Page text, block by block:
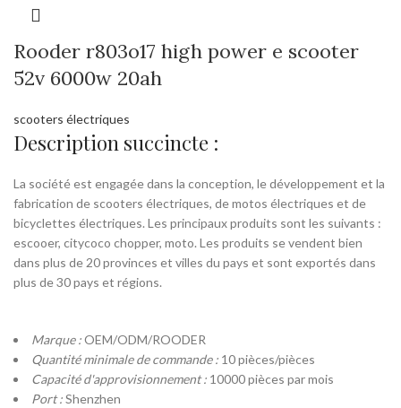
Rooder r803o17 high power e scooter
52v 6000w 20ah
scooters électriques
Description succincte :
La société est engagée dans la conception, le développement et la
fabrication de scooters électriques, de motos électriques et de
bicyclettes électriques. Les principaux produits sont les suivants :
escooer, citycoco chopper, moto. Les produits se vendent bien
dans plus de 20 provinces et villes du pays et sont exportés dans
plus de 30 pays et régions.
Marque :OEM/ODM/ROODER
Quantité minimale de commande : 10 pièces/pièces
Capacité d'approvisionnement : 10000 pièces par mois
Port :Shenzhen